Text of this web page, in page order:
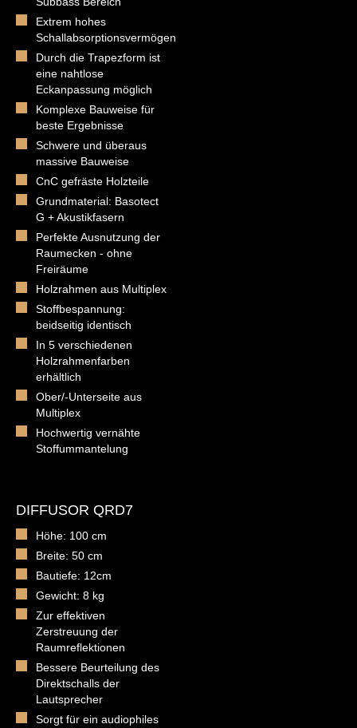
Extrem hohes
Schallabsorptionsvermögen
Durch die Trapezform ist
eine nahtlose
Eckanpassung möglich
Komplexe Bauweise für
beste Ergebnisse
Schwere und überaus
massive Bauweise
CnC gefräste Holzteile
Grundmaterial: Basotect
G + Akustikfasern
Perfekte Ausnutzung der
Raumecken - ohne
Freiräume
Holzrahmen aus Multiplex
Stoffbespannung:
beidseitig identisch
In 5 verschiedenen
Holzrahmenfarben
erhältlich
Ober/-Unterseite aus
Multiplex
Hochwertig vernähte
Stoffummantelung
DIFFUSOR QRD7
Höhe: 100 cm
Breite: 50 cm
Bautiefe: 12cm
Gewicht: 8 kg
Zur effektiven
Zerstreuung der
Raumreflektionen
Bessere Beurteilung des
Direktschalls der
Lautsprecher
Sorgt für ein audiophiles